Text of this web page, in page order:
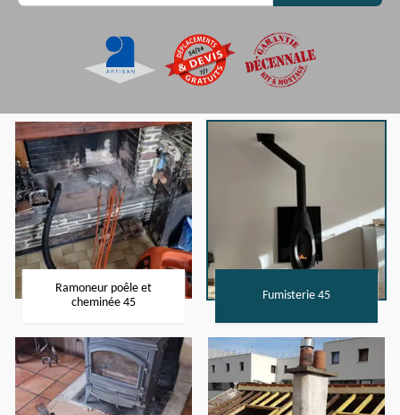
Ramoneur poêle et
cheminée 45
Fumisterie 45